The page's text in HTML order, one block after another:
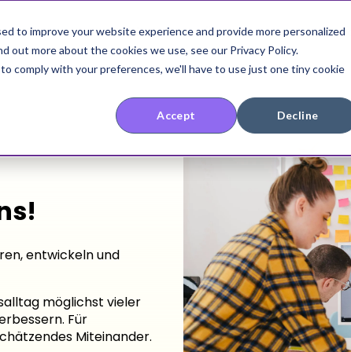
to improve your website experience and provide more personalized
more about the cookies we use, see our Privacy Policy.
comply with your preferences, we'll have to use just one tiny cookie
Accept Decline
Wissen Preise Über uns Kontakt
entwickeln und
möglichst vieler
Für
Miteinander.